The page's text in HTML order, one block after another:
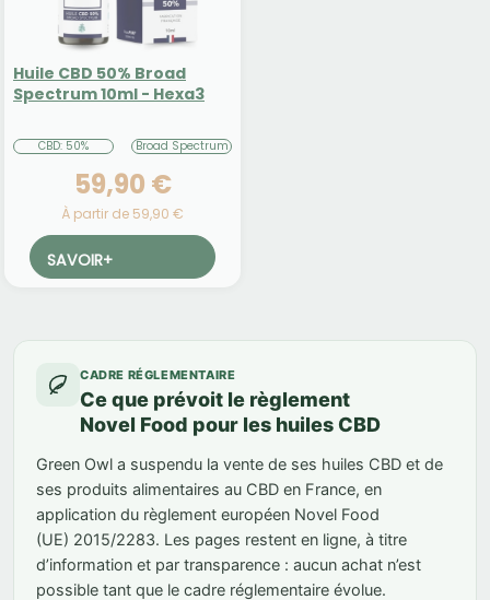
Huile CBD 50% Broad
Spectrum 10ml - Hexa3
CBD: 50% Broad Spectrum
59,90 €
À partir de 59,90 €
SAVOIR+
CADRE RÉGLEMENTAIRE
Ce que prévoit le règlement
Novel Food pour les huiles CBD
Green Owl a suspendu la vente de ses huiles CBD et de
ses produits alimentaires au CBD en France, en
application du règlement européen Novel Food
(UE) 2015/2283. Les pages restent en ligne, à titre
d’information et par transparence : aucun achat n’est
possible tant que le cadre réglementaire évolue.